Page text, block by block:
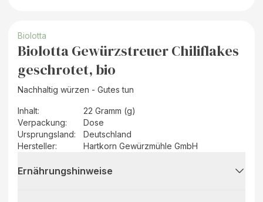
Biolotta
Biolotta Gewürzstreuer Chiliflakes
geschrotet, bio
Nachhaltig würzen - Gutes tun
Inhalt:
22 Gramm (g)
Verpackung:
Dose
Ursprungsland:
Deutschland
Hersteller: Hartkorn Gewürzmühle GmbH
Ernährungshinweise